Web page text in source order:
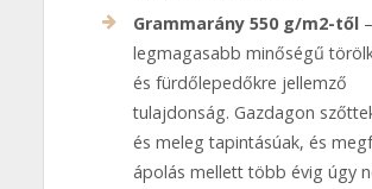
Grammarány 550 g/m2-től
legmagasabb minőségű
és fürdőlepedőkre jellemző
tulajdonság. Gazdagon
és meleg tapintásúak, és
ápolás mellett több évig úgy